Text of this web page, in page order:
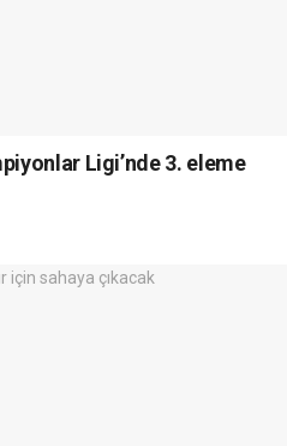
Ligi’nde 3. eleme